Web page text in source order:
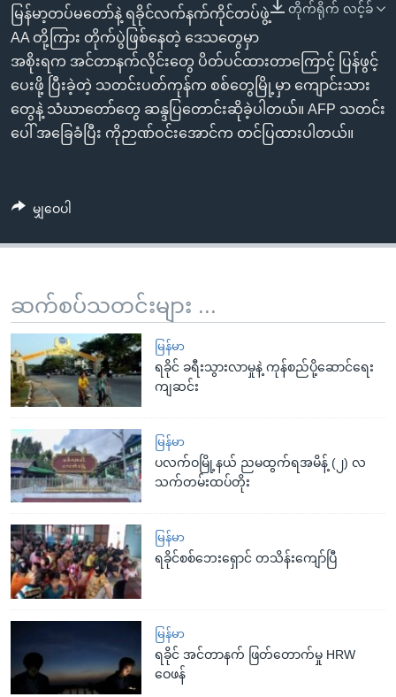
ကျော်
ကြည့်
ရန်
ရှာဖွေ
ရန်
နေရာ
ရန်
ဘာသာစကားများ
တိုက်ရိုက် လင့်ခ်
မြန်မာ့တပ်မတော်နဲ့ ရခိုင်လက်နက်ကိုင်တပ်ဖွဲ့
AA တို့ကြား တိုက်ပွဲဖြစ်နေတဲ့ ဒေသတွေမှာ
အစိုးရက အင်တာနက်လိုင်းတွေ ပိတ်ပင်ထားတာကြောင့် ပြန်ဖွင့်
ပေးဖို့ ပြီးခဲ့တဲ့ သတင်းပတ်ကုန်က စစ်တွေမြို့မှာ ကျောင်းသား
တွေနဲ့ သံဃာတော်တွေ ဆန္ဒပြတောင်းဆိုခဲ့ပါတယ်။ AFP သတင်း
ပေါ် အခြေခံပြီး ကိုဉာဏ်ဝင်းအောင်က တင်ပြထားပါတယ်။
မျှဝေပါ
ဆက်စပ်သတင်းများ ...
မြန်မာ
ရခိုင် ခရီးသွားလာမှုနဲ့ ကုန်စည်ပို့ဆောင်ရေး
ကျဆင်း
မြန်မာ
ပလက်ဝမြို့နယ် ညမထွက်ရအမိန့် (၂) လ
သက်တမ်းထပ်တိုး
မြန်မာ
ရခိုင်စစ်ဘေးရှောင် တသိန်းကျော်ပြီ
မြန်မာ
ရခိုင် အင်တာနက် ဖြတ်တောက်မှု HRW
ဝေဖန်